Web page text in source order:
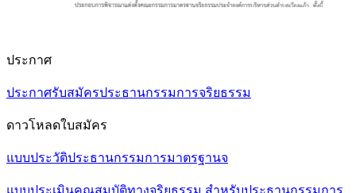
ประกาศ
ประกาศรับสมัครประธานกรรมการจริยธรรม
ดาวโหลดใบสมัคร
แบบประวัติประธานกรรมการมาตรฐานจ
แบบประเมินคุณสมบัติทางจริยธรรม สำหรับประธานกรรมการ